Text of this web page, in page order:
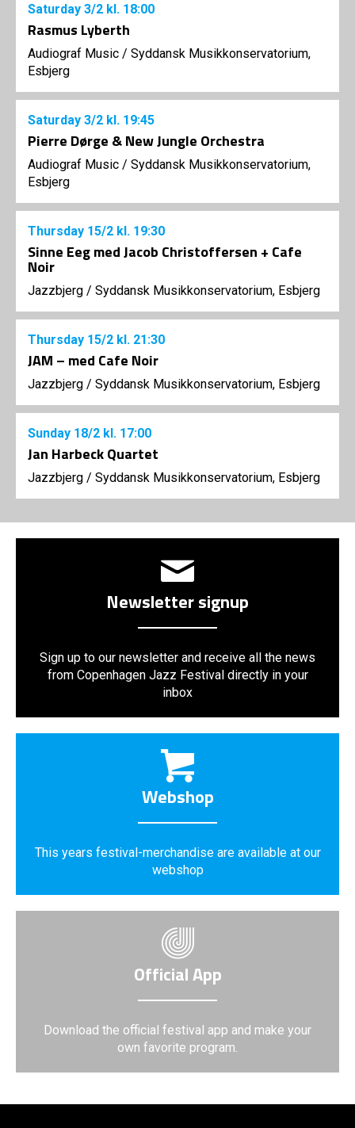
Saturday 3/2 kl. 18:00
Rasmus Lyberth
Audiograf Music / Syddansk Musikkonservatorium,
Esbjerg
Saturday 3/2 kl. 19:45
Pierre Dørge & New Jungle Orchestra
Audiograf Music / Syddansk Musikkonservatorium,
Esbjerg
Thursday 15/2 kl. 19:30
Sinne Eeg med Jacob Christoffersen + Cafe
Noir
Jazzbjerg / Syddansk Musikkonservatorium, Esbjerg
Thursday 15/2 kl. 21:30
JAM – med Cafe Noir
Jazzbjerg / Syddansk Musikkonservatorium, Esbjerg
Sunday 18/2 kl. 17:00
Jan Harbeck Quartet
Jazzbjerg / Syddansk Musikkonservatorium, Esbjerg
Newsletter signup
Sign up to our newsletter and receive all the news
from Copenhagen Jazz Festival directly in your
inbox
Webshop
This years festival-merchandise are available at our
webshop
Official App
Download the official festival app and make your
own favorite program.